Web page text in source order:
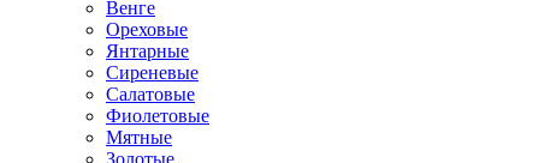
Венге
Ореховые
Янтарные
Сиреневые
Салатовые
Фиолетовые
Мятные
Золотые